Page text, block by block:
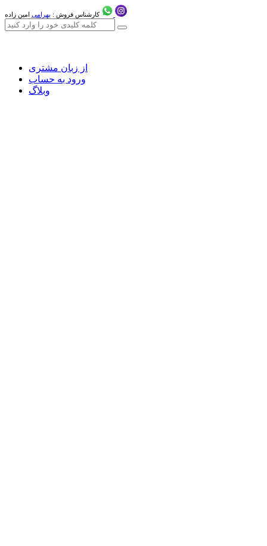
کارشناس فروش : بهرامی امین زاده
از زبان مشتری
ورود به حساب
وبلاگ